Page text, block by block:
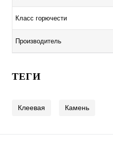
Класс горючести
Производитель
ТЕГИ
Клеевая Камень